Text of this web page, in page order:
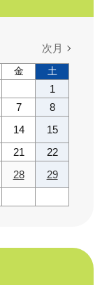
次月
金 土
1
7
8
14
15
21
22
28
29